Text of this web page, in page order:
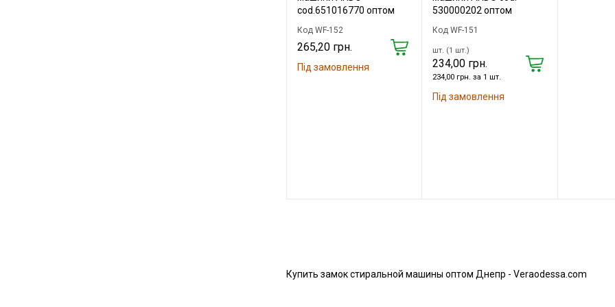
cod.651016770 оптом
Код WF-152
265,20 грн.
Під замовлення
530000202 оптом
Код WF-151
шт. (1 шт.)
234,00 грн.
234,00 грн. за 1 шт.
Під замовлення
Купить замок стиральной машины оптом Днепр - Veraodessa.com